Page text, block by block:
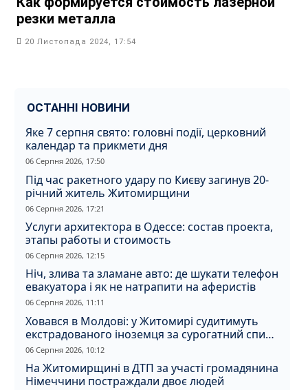
резки металла
20 Листопада 2024, 17:54
ОСТАННІ НОВИНИ
Яке 7 серпня свято: головні події, церковний
календар та прикмети дня
06 Серпня 2026, 17:50
Під час ракетного удару по Києву загинув 20-
річний житель Житомирщини
06 Серпня 2026, 17:21
Услуги архитектора в Одессе: состав проекта,
этапы работы и стоимость
06 Серпня 2026, 12:15
Ніч, злива та зламане авто: де шукати телефон
евакуатора і як не натрапити на аферистів
06 Серпня 2026, 11:11
Ховався в Молдові: у Житомирі судитимуть
екстрадованого іноземця за сурогатний спирт
і відмивання грошей
06 Серпня 2026, 10:12
На Житомирщині в ДТП за участі громадянина
Німеччини постраждали двоє людей